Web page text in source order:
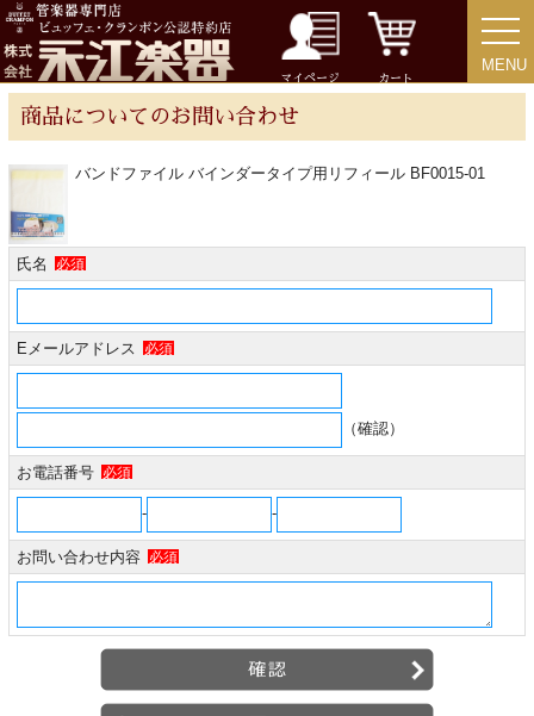
マイページ カート
MENU
MENU
商品についてのお問い合わせ
バンドファイル バインダータイプ用リフィール BF0015-01
氏名 必須
Eメールアドレス 必須
（確認）
お電話番号 必須
- -
お問い合わせ内容 必須
チューバ
リード＆リードケース
マウスピース＆ポーチ
リガチャー＆キャップ
ストラップ
ミュート
楽器スタンド